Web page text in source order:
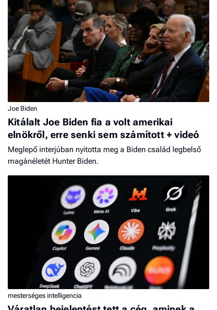
Joe Biden
Kitálalt Joe Biden fia a volt amerikai
elnökről, erre senki sem számított + videó
Meglepő interjúban nyitotta meg a Biden család legbelső
magánéletét Hunter Biden.
mesterséges intelligencia